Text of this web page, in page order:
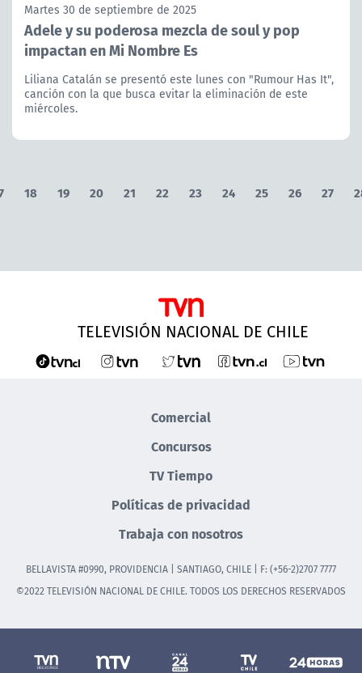
Martes 30 de septiembre de 2025
Adele y su poderosa mezcla de soul y pop
impactan en Mi Nombre Es
Liliana Catalán se presentó este lunes con "Rumour Has It",
canción con la que busca evitar la eliminación de este
miércoles.
18 19 20 21 22 23 24 25 26 27
TELEVISIÓN NACIONAL DE CHILE
Comercial
Concursos
TV Tiempo
Políticas de privacidad
Trabaja con nosotros
BELLAVISTA #0990, PROVIDENCIA | SANTIAGO, CHILE | F: (+56-2)2707 7777
©2022 TELEVISIÓN NACIONAL DE CHILE. TODOS LOS DERECHOS RESERVADOS